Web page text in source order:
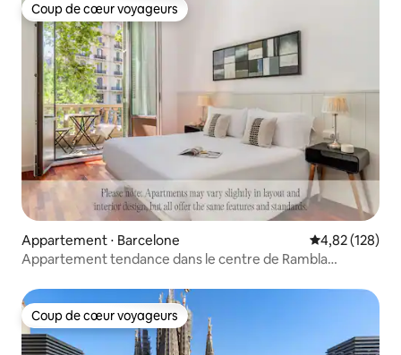
Coup de cœur voyageurs
Coup de cœur voyageurs
Appartement ⋅ Barcelone Évaluation
4,82 (128)
Appartement tendance dans le centre de Rambla
Coup de cœur voyageurs
Coup de cœur voyageurs